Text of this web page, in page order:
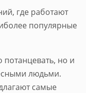
где работают
популярные
но и
людьми.
самые